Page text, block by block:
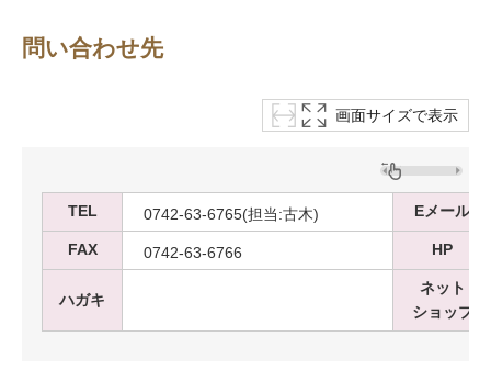
問い合わせ先
画面サイズで表示
TEL 0742-63-6765(担当:古木) Eメール
FAX 0742-63-6766 HP
ハガキ
ネット
ショップ